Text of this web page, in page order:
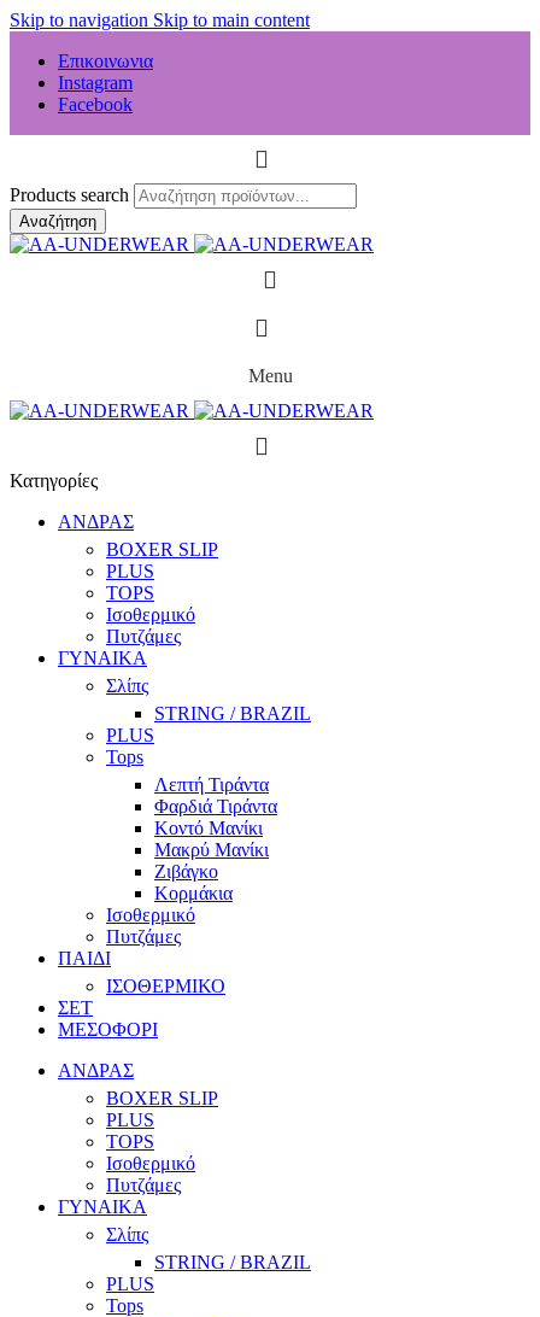
Skip to navigation Skip to main content
Επικοινωνια
Instagram
Facebook
Products search
Αναζήτηση
Menu
Κατηγορίες
ΑΝΔΡΑΣ
BOXER SLIP
PLUS
TOPS
Ισοθερμικό
Πυτζάμες
ΓΥΝΑΙΚΑ
Σλίπς
STRING / BRAZIL
PLUS
Tops
Λεπτή Τιράντα
Φαρδιά Τιράντα
Κοντό Μανίκι
Μακρύ Μανίκι
Ζιβάγκο
Κορμάκια
Ισοθερμικό
Πυτζάμες
ΠΑΙΔΙ
ΙΣΟΘΕΡΜΙΚΟ
ΣΕΤ
ΜΕΣΟΦΟΡΙ
ΑΝΔΡΑΣ
BOXER SLIP
PLUS
TOPS
Ισοθερμικό
Πυτζάμες
ΓΥΝΑΙΚΑ
Σλίπς
STRING / BRAZIL
PLUS
Tops